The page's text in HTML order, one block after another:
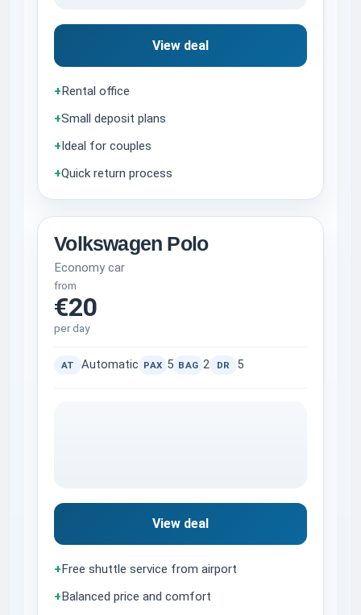
View deal
+Rental office
+Small deposit plans
+Ideal for couples
+Quick return process
Volkswagen Polo
Economy car
from
€20
per day
AT Automatic PAX 5 BAG 2 DR 5
View deal
+Free shuttle service from airport
+Balanced price and comfort